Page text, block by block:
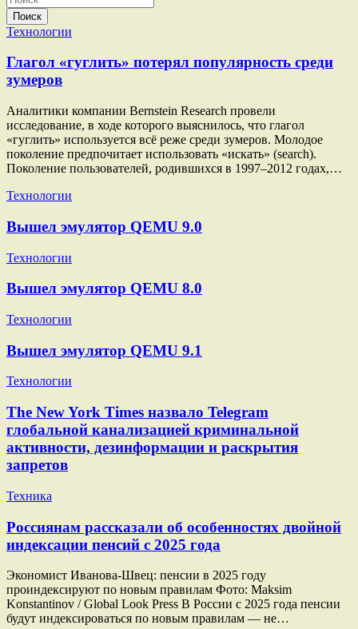
Поиск
Технологии
Глагол «гуглить» потерял популярность среди
зумеров
Аналитики компании Bernstein Research провели
исследование, в ходе которого выяснилось, что глагол
«гуглить» используется всё реже среди зумеров. Молодое
поколение предпочитает использовать «искать» (search).
Поколение пользователей, родившихся в 1997–2012 годах,…
Технологии
Вышел эмулятор QEMU 9.0
Технологии
Вышел эмулятор QEMU 8.0
Технологии
Вышел эмулятор QEMU 9.1
Технологии
The New York Times назвало Telegram
глобальной канализацией криминальной
активности, дезинформации и раскрытия
запретов
Техника
Россиянам рассказали об особенностях двойной
индексации пенсий с 2025 года
Экономист Иванова-Швец: пенсии в 2025 году
проиндексируют по новым правилам Фото: Maksim
Konstantinov / Global Look Press В России с 2025 года пенсии
будут индексироваться по новым правилам — не…